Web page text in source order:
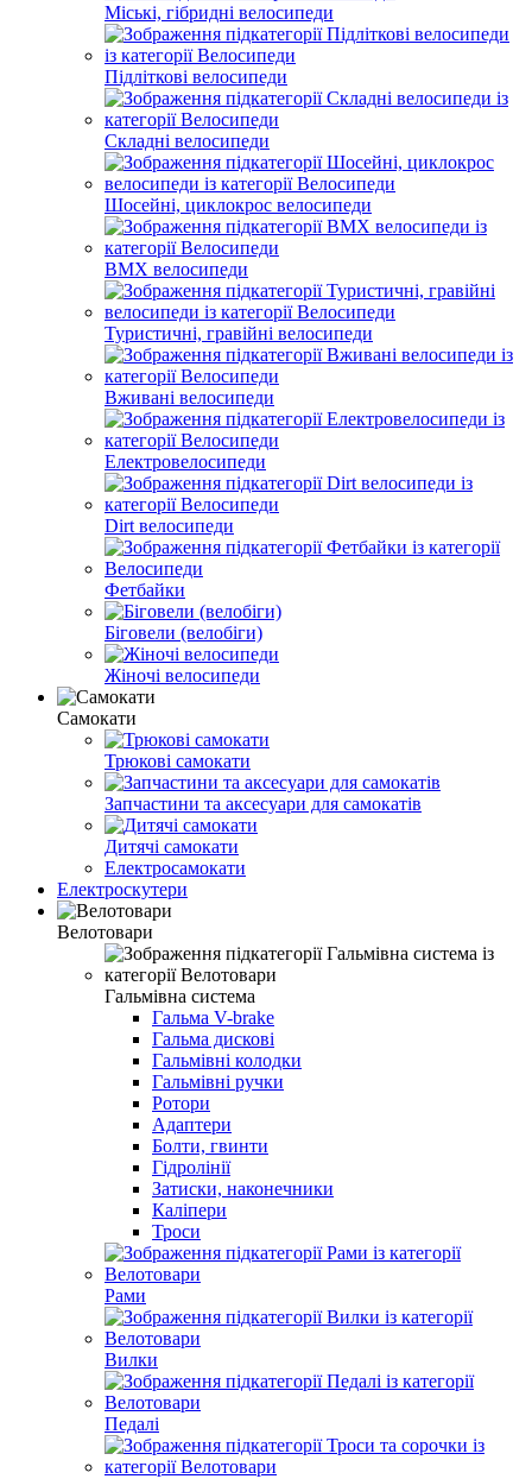
Міські, гібридні велосипеди
Підліткові велосипеди
Складні велосипеди
Шосейні, циклокрос велосипеди
BMX велосипеди
Туристичні, гравійні велосипеди
Вживані велосипеди
Електровелосипеди
Dirt велосипеди
Фетбайки
Біговели (велобіги)
Жіночі велосипеди
Самокати
Трюкові самокати
Запчастини та аксесуари для самокатів
Дитячі самокати
Електросамокати
Електроскутери
Велотовари
Гальмівна система
Гальма V-brake
Гальма дисковi
Гальмівні колодки
Гальмівні ручки
Ротори
Адаптери
Болти, гвинти
Гідролінії
Затиски, наконечники
Каліпери
Троси
Рами
Вилки
Педалі